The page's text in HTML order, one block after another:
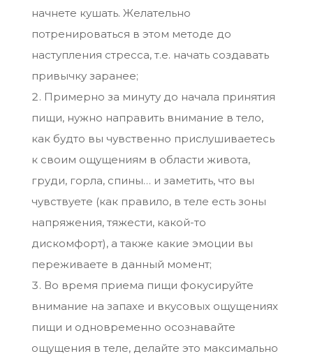
начнете кушать. Желательно
потренироваться в этом методе до
наступления стресса, т.е. начать создавать
привычку заранее;
Примерно за минуту до начала принятия
пищи, нужно направить внимание в тело,
как будто вы чувственно прислушиваетесь
к своим ощущениям в области живота,
груди, горла, спины… и заметить, что вы
чувствуете (как правило, в теле есть зоны
напряжения, тяжести, какой-то
дискомфорт), а также какие эмоции вы
переживаете в данный момент;
Во время приема пищи фокусируйте
внимание на запахе и вкусовых ощущениях
пищи и одновременно осознавайте
ощущения в теле, делайте это максимально